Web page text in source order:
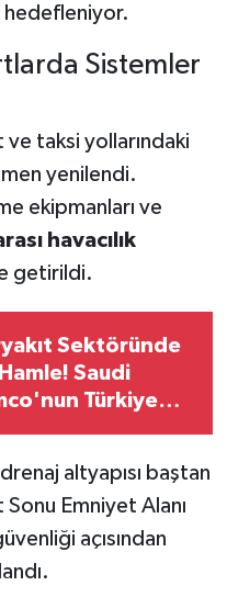
hedefleniyor.
Sistemler
ve taksi yollarındaki
yenilendi.
ekipmanları ve
havacılık
getirildi.
Sektöründe
Saudi
Türkiye
altyapısı baştan
Emniyet Alanı
açısından